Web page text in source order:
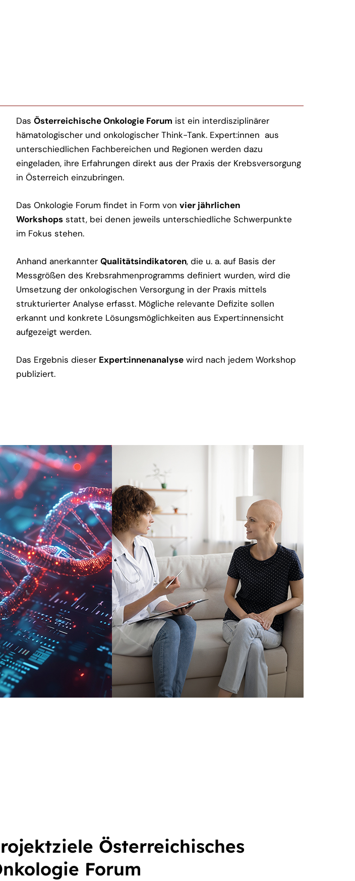
Das Österreichische Onkologie Forum ist ein interdisziplinärer
hämatologischer und onkologischer Think-Tank. Expert:innen aus
unterschiedlichen Fachbereichen und Regionen werden dazu
eingeladen, ihre Erfahrungen direkt aus der Praxis der Krebsversorgung
in Österreich einzubringen.
Das Onkologie Forum findet in Form von vier jährlichen
Workshops statt, bei denen jeweils unterschiedliche Schwerpunkte
im Fokus stehen.
Anhand anerkannter Qualitätsindikatoren, die u. a. auf Basis der
Messgrößen des Krebsrahmenprogramms definiert wurden, wird die
Umsetzung der onkologischen Versorgung in der Praxis mittels
strukturierter Analyse erfasst. Mögliche relevante Defizite sollen
erkannt und konkrete Lösungsmöglichkeiten aus Expert:innensicht
aufgezeigt werden.
Das Ergebnis dieser Expert:innenanalyse wird nach jedem Workshop
publiziert.
Österreichisches
Forum